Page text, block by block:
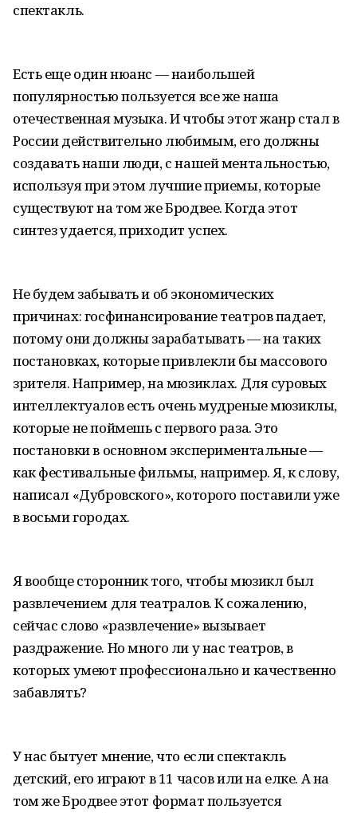
спектакль.
Есть еще один нюанс — наибольшей
популярностью пользуется все же наша
отечественная музыка. И чтобы этот жанр стал в
России действительно любимым, его должны
создавать наши люди, с нашей ментальностью,
используя при этом лучшие приемы, которые
существуют на том же Бродвее. Когда этот
синтез удается, приходит успех.
Не будем забывать и об экономических
причинах: госфинансирование театров падает,
потому они должны зарабатывать — на таких
постановках, которые привлекли бы массового
зрителя. Например, на мюзиклах. Для суровых
интеллектуалов есть очень мудреные мюзиклы,
которые не поймешь с первого раза. Это
постановки в основном экспериментальные —
как фестивальные фильмы, например. Я, к слову,
написал «Дубровского», которого поставили уже
в восьми городах.
Я вообще сторонник того, чтобы мюзикл был
развлечением для театралов. К сожалению,
сейчас слово «развлечение» вызывает
раздражение. Но много ли у нас театров, в
которых умеют профессионально и качественно
забавлять?
У нас бытует мнение, что если спектакль
детский, его играют в 11 часов или на елке. А на
том же Бродвее этот формат пользуется